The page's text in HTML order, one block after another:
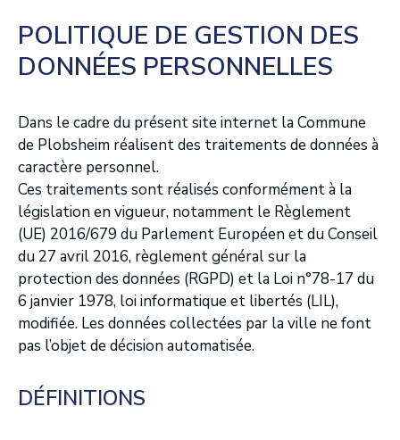
POLITIQUE DE GESTION DES
DONNÉES PERSONNELLES
Dans le cadre du présent site internet la Commune
de Plobsheim réalisent des traitements de données à
caractère personnel.
Ces traitements sont réalisés conformément à la
législation en vigueur, notamment le Règlement
(UE) 2016/679 du Parlement Européen et du Conseil
du 27 avril 2016, règlement général sur la
protection des données (RGPD) et la Loi n°78-17 du
6 janvier 1978, loi informatique et libertés (LIL),
modifiée. Les données collectées par la ville ne font
pas l’objet de décision automatisée.
DÉFINITIONS